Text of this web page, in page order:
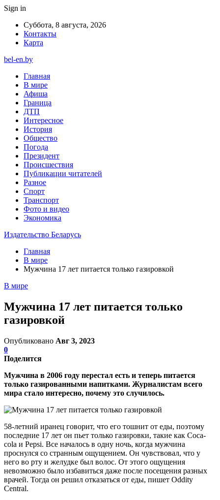
Sign in
Суббота, 8 августа, 2026
Контакты
Карта
bel-en.by
Главная
В мире
Афиша
Граница
ДТП
Интересное
История
Общество
Погода
Президент
Происшествия
Публикации читателей
Разное
Спорт
Транспорт
Фото и видео
Экономика
Издательство Беларусь
Главная
В мире
Мужчина 17 лет питается только газировкой
В мире
Мужчина 17 лет питается только
газировкой
Опубликовано Авг 3, 2023
0
Поделится
Мужчина в 2006 году перестал есть и теперь питается
только газированными напитками. Журналистам всего
мира стало интересно, почему это случилось.
58-летний иранец говорит, что его тошнит от еды, поэтому
последние 17 лет он пьет только газировки, такие как Сoca-
cola и Рepsi. Все началось в одну ночь, когда мужчина
проснулся со странным ощущением. Он чувствовал, что у
него во рту и желудке был волос. От этого ощущения
невозможно было избавиться даже после посещения разных
врачей. Тогда он решил отказаться от еды, пишет Oddity
Central.